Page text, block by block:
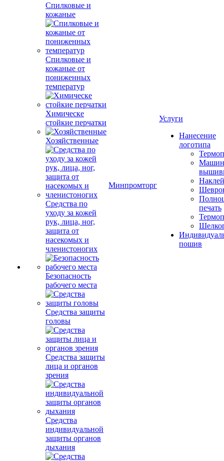
Спилковые и
кожаные
Спилковые и
кожаные от
пониженных
температур
Химическе
стойкие перчатки
Хозяйственные
Средства по
уходу за кожей
рук, лица, ног,
защита от
насекомых и
членистоногих
Безопасность
рабочего места
Средства защиты
головы
Средства защиты
лица и органов
зрения
Средства
индивидуальной
защиты органов
дыхания
Минпромторг
Услуги
Нанесение
логотипа
печать
пошив